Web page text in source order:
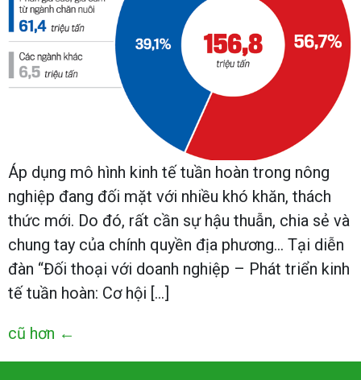
Áp dụng mô hình kinh tế tuần hoàn trong nông
nghiệp đang đối mặt với nhiều khó khăn, thách
thức mới. Do đó, rất cần sự hậu thuẫn, chia sẻ và
chung tay của chính quyền địa phương… Tại diễn
đàn “Đối thoại với doanh nghiệp – Phát triển kinh
tế tuần hoàn: Cơ hội […]
cũ hơn ←